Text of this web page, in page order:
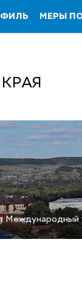
МЕРЫ
Международный